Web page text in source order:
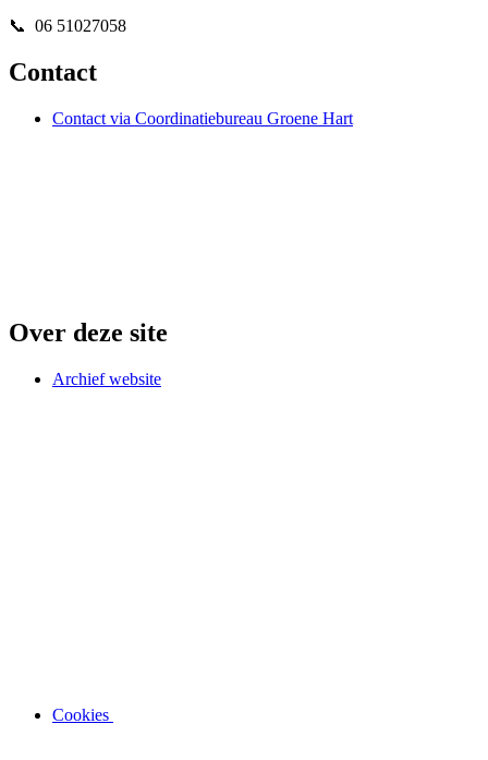
📞 06 51027058
Contact
Contact via Coordinatiebureau Groene Hart
Over deze site
Archief website
Cookies